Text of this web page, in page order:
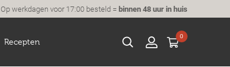
Op werkdagen voor 17:00 besteld =binnen 48 uur in huis
Recepten
0